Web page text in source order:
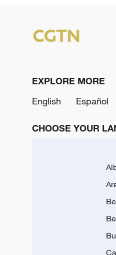
EXPLORE MORE
English
Español
CHOOSE YOUR